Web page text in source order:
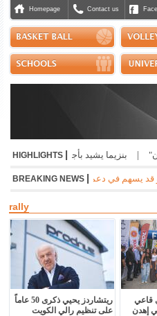
Homepage Contact us
HIGHLIGHTS |
بأجواء كأس العالم للرياضات
BREAKING NEWS | الرئيس السابق لـ |
rally
ريتشاردز يحيي ذكرى 50 عاماً
على تنظيم رالي الكويت
قاعي
إهدن